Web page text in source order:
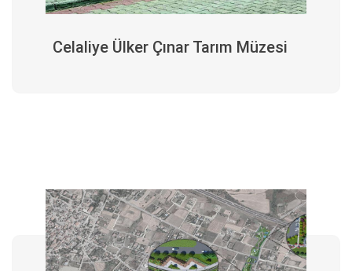
Celaliye Ülker Çınar Tarım Müzesi